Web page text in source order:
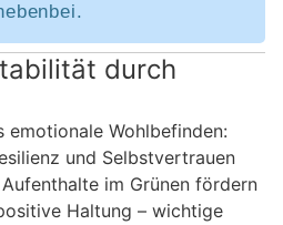
durch
emotionale Wohlbefinden:
und Selbstvertrauen
im Grünen fördern
Haltung – wichtige